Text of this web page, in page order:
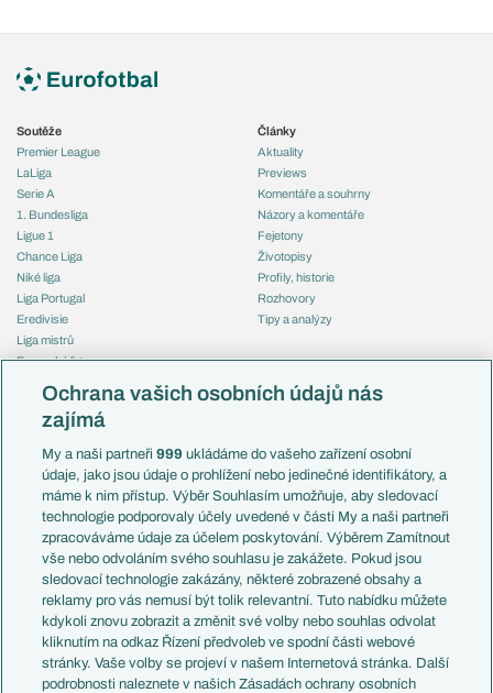
Soutěže
Premier League
LaLiga
Serie A
1. Bundesliga
Ligue 1
Chance Liga
Niké liga
Liga Portugal
Eredivisie
Liga mistrů
Evropská liga
Mistrovství světa
Liga národů
Témata
Představení týmů MS
EuroSkauting
PL v kostce
Evropské koeficienty
Přestupy
Přestupové spekulace
Zranění
Kluby
Arsenal FC
Články
Aktuality
Previews
Komentáře a souhrny
Názory a komentáře
Fejetony
Životopisy
Profily, historie
Rozhovory
Tipy a analýzy
Česko
Francie
Itálie
Německo
Španělsko
Argentina
Brazílie
Přestupy
Zápasy
Livescore
Tipovací soutěž
Ochrana vašich osobních údajů nás
zajímá
My a naši partneři999 ukládáme do vašeho zařízení osobní
údaje, jako jsou údaje o prohlížení nebo jedinečné identifikátory, a
máme k nim přístup. Výběr Souhlasím umožňuje, aby sledovací
technologie podporovaly účely uvedené v části My a naši partneři
zpracováváme údaje za účelem poskytování. Výběrem Zamítnout
vše nebo odvoláním svého souhlasu je zakážete. Pokud jsou
sledovací technologie zakázány, některé zobrazené obsahy a
reklamy pro vás nemusí být tolik relevantní. Tuto nabídku můžete
kdykoli znovu zobrazit a změnit své volby nebo souhlas odvolat
kliknutím na odkaz Řízení předvoleb ve spodní části webové
stránky. Vaše volby se projeví v našem Internetová stránka. Další
podrobnosti naleznete v našich Zásadách ochrany osobních